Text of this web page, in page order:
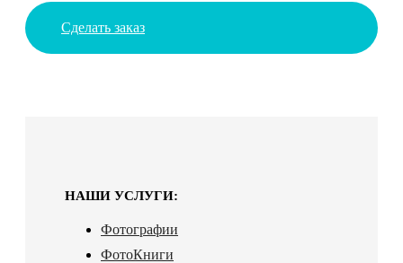
Сделать заказ
НАШИ УСЛУГИ:
Фотографии
ФотоКниги